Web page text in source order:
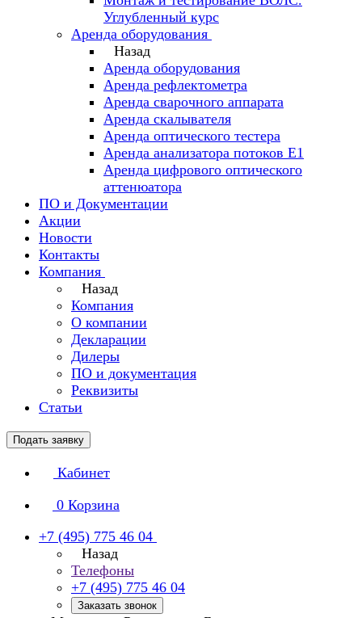
Углубленный курс
Аренда оборудования
Назад
Аренда оборудования
Аренда рефлектометра
Аренда сварочного аппарата
Аренда скалывателя
Аренда оптического тестера
Аренда анализатора потоков Е1
Аренда цифрового оптического
аттенюатора
ПО и Документации
Акции
Новости
Контакты
Компания
Назад
Компания
О компании
Декларации
Дилеры
ПО и документация
Реквизиты
Статьи
Подать заявку
Кабинет
0 Корзина
+7 (495) 775 46 04
Назад
Телефоны
+7 (495) 775 46 04
Заказать звонок